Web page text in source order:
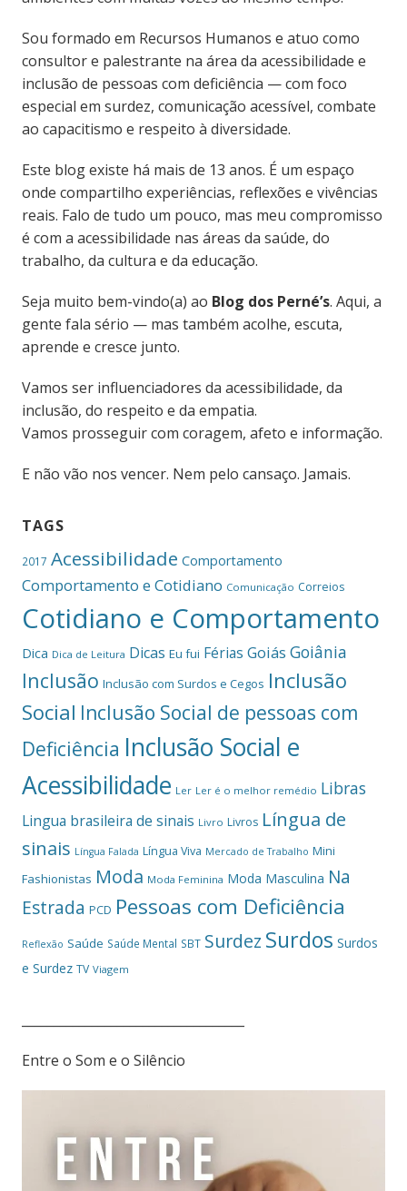
Sou formado em Recursos Humanos e atuo como
consultor e palestrante na área da acessibilidade e
inclusão de pessoas com deficiência — com foco
especial em surdez, comunicação acessível, combate
ao capacitismo e respeito à diversidade.
Este blog existe há mais de 13 anos. É um espaço
onde compartilho experiências, reflexões e vivências
reais. Falo de tudo um pouco, mas meu compromisso
é com a acessibilidade nas áreas da saúde, do
trabalho, da cultura e da educação.
Seja muito bem-vindo(a) ao Blog dos Perné’s. Aqui, a
gente fala sério — mas também acolhe, escuta,
aprende e cresce junto.
Vamos ser influenciadores da acessibilidade, da
inclusão, do respeito e da empatia.
Vamos prosseguir com coragem, afeto e informação.
E não vão nos vencer. Nem pelo cansaço. Jamais.
TAGS
2017 Acessibilidade Comportamento
Comportamento e Cotidiano Comunicação Correios
Cotidiano e Comportamento
Dica Dica de Leitura Dicas Eu fui Férias Goiás Goiânia
Inclusão Inclusão com Surdos e Cegos Inclusão
Social Inclusão Social de pessoas com
Deficiência Inclusão Social e
Acessibilidade Ler Ler é o melhor remédio Libras
Lingua brasileira de sinais Livro Livros Língua de
sinais Língua Falada Língua Viva Mercado de Trabalho Mini
Fashionistas Moda Moda Feminina Moda Masculina Na
Estrada PCD Pessoas com Deficiência
Reflexão Saúde Saúde Mental SBT Surdez Surdos Surdos
e Surdez TV Viagem
Entre o Som e o Silêncio